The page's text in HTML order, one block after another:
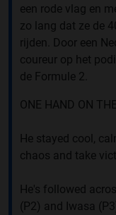
een rode vlag en
zo lang dat ze de
rijden. Door een
coureur op het
de Formule 2.
ONE HAND ON
He stayed cool,
chaos and take
He's followed
(P2) and Iwasa